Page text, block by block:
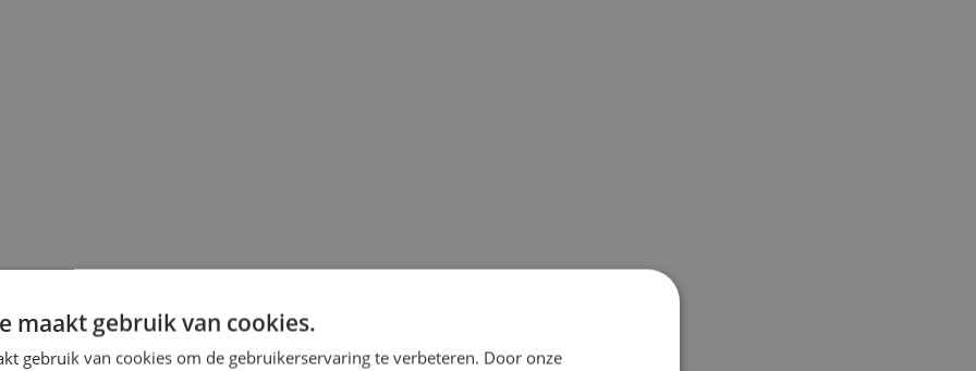
maakt gebruik van cookies.
gebruik van cookies om de gebruikerservaring te verbeteren. Door onze